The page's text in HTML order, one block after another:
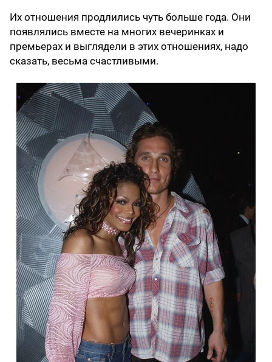
Их отношения продлились чуть больше года. Они
появлялись вместе на многих вечеринках и
премьерах и выглядели в этих отношениях, надо
сказать, весьма счастливыми.